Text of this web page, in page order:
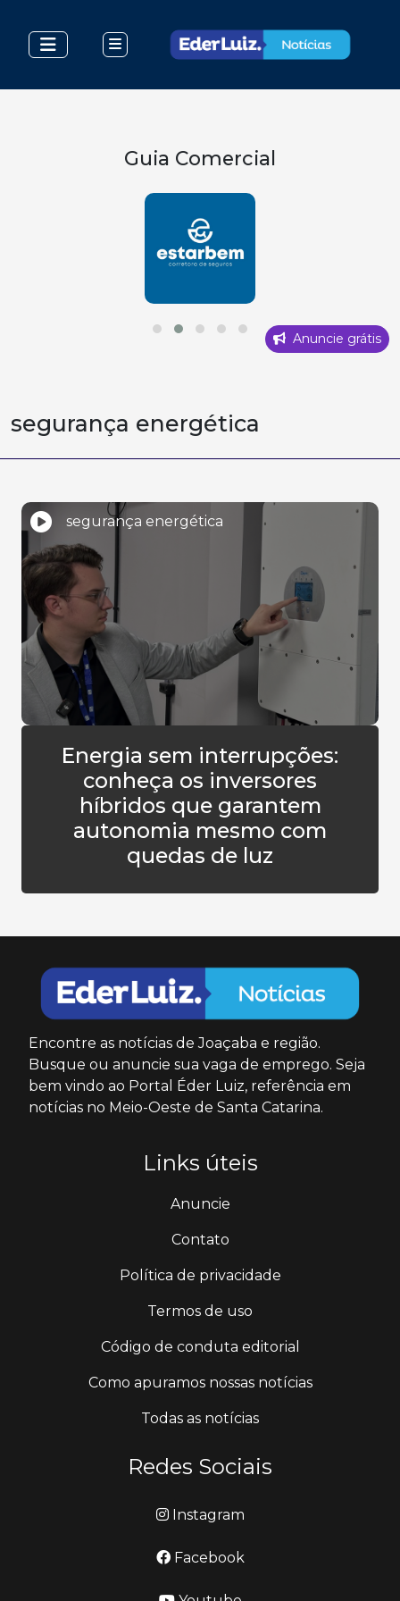
Guia Comercial
Anuncie grátis
segurança energética
segurança energética
Energia sem interrupções:
conheça os inversores
híbridos que garantem
autonomia mesmo com
quedas de luz
Encontre as notícias de Joaçaba e região.
Busque ou anuncie sua vaga de emprego. Seja
bem vindo ao Portal Éder Luiz, referência em
notícias no Meio-Oeste de Santa Catarina.
Links úteis
Anuncie
Contato
Política de privacidade
Termos de uso
Código de conduta editorial
Como apuramos nossas notícias
Todas as notícias
Redes Sociais
Instagram
Facebook